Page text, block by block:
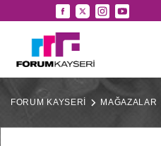
FORUM KAYSERİ MAĞAZALAR